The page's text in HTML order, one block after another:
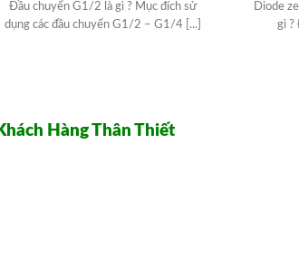
Đầu chuyển G1/2 là gì ? Mục đích sử
dụng các đầu chuyển G1/2 – G1/4 [...]
Diode
gì ?
Hàng Thân Thiết